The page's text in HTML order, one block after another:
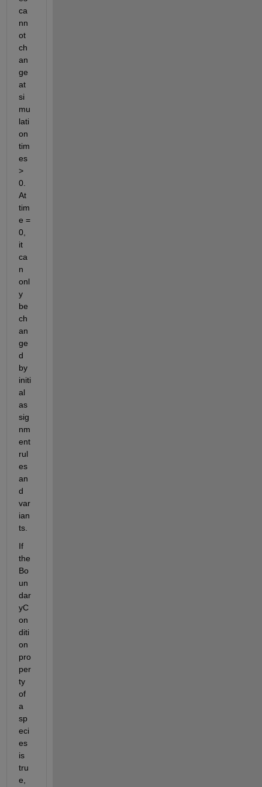
ca
nn
ot
ch
an
ge
at
si
mu
lati
on
tim
es
>
0.
At
tim
e =
0,
it
ca
n
onl
y
be
ch
an
ge
d
by
initi
al
as
sig
nm
ent
rul
es
an
d
var
ian
ts.
If
the
Bo
un
dar
yC
on
diti
on
pro
per
ty
of
a
sp
eci
es
is
tru
e,